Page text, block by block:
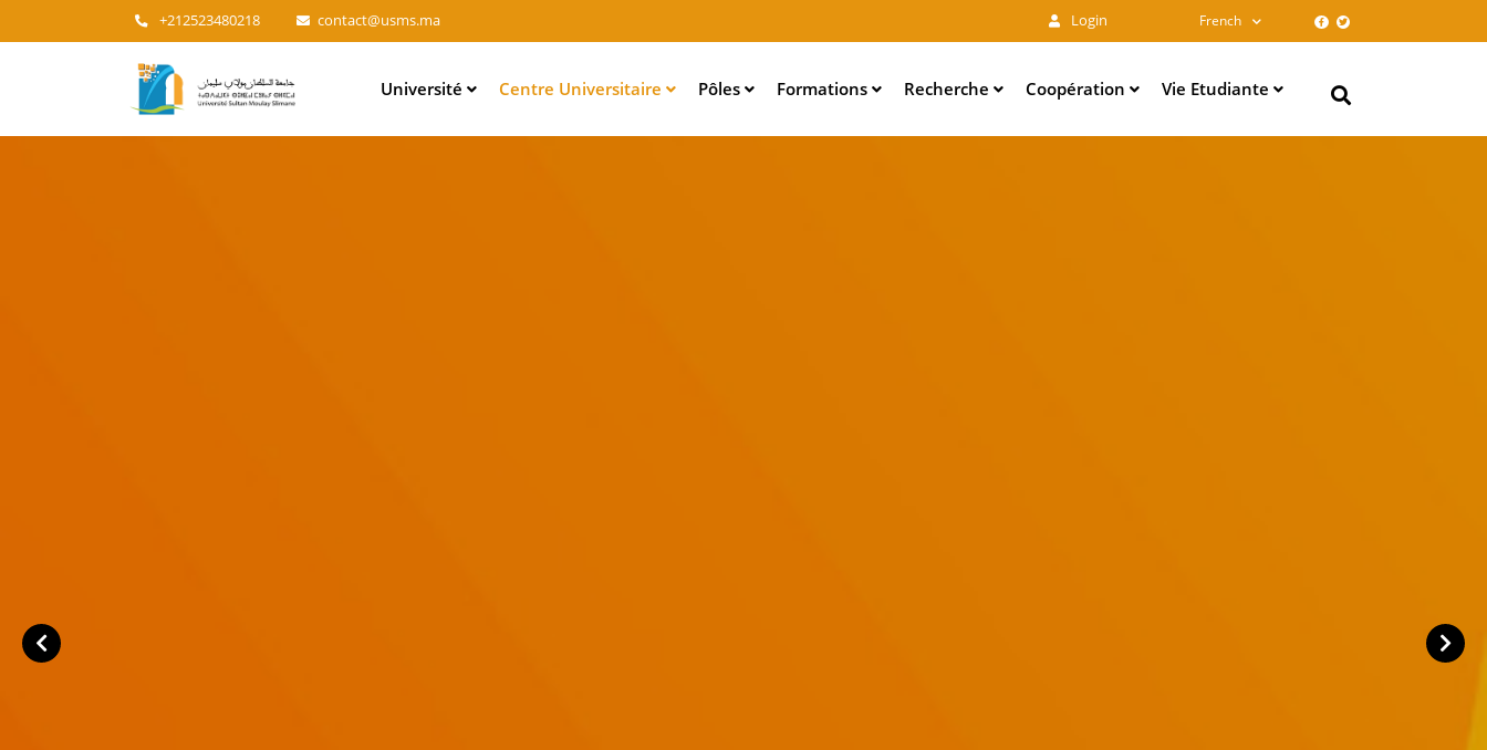
au
contenu
+212523480218 contact@usms.ma Login French
navigation
Université Centre Universitaire Pôles Formations Recherche Coopération Vie Etudiante
Search